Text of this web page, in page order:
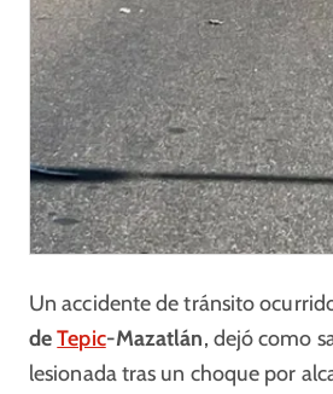
Un accidente de tránsito
deTepic-Mazatlán, dejó como
lesionada tras un choque por